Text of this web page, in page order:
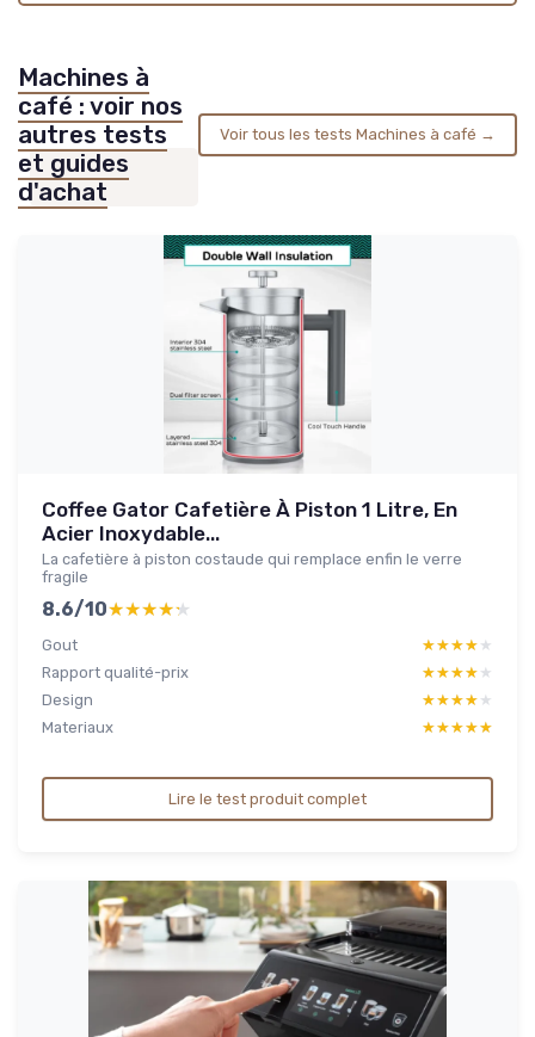
Machines à
café : voir nos
autres tests
et guides
d'achat
Voir tous les tests Machines à café →
Coffee Gator Cafetière À Piston 1 Litre, En
Acier Inoxydable...
La cafetière à piston costaude qui remplace enfin le verre
fragile
8.6/10★★★★★
★★★★★
Gout ★★★★★
★★★★★
Rapport qualité-prix
★★★★★
★★★★★
Design
★★★★★
★★★★★
Materiaux
★★★★★
★★★★★
Lire le test produit complet